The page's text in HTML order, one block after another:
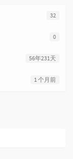
32
0
56年231天
1 个月前